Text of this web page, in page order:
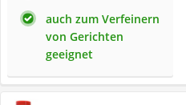
auch zum Verfeinern
von Gerichten
geeignet